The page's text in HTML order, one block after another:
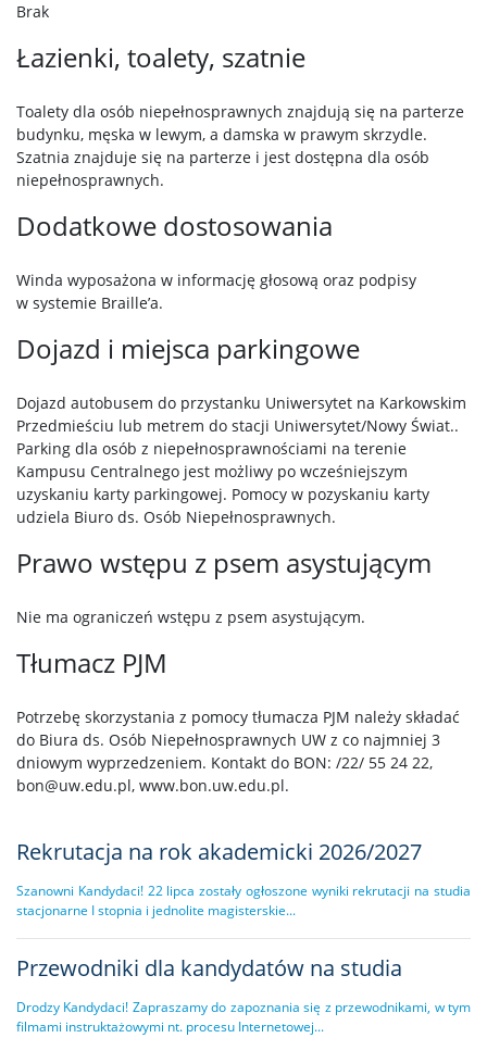
Brak
Łazienki, toalety, szatnie
Toalety dla osób niepełnosprawnych znajdują się na parterze
budynku, męska w lewym, a damska w prawym skrzydle.
Szatnia znajduje się na parterze i jest dostępna dla osób
niepełnosprawnych.
Dodatkowe dostosowania
Winda wyposażona w informację głosową oraz podpisy
w systemie Braille’a.
Dojazd i miejsca parkingowe
Dojazd autobusem do przystanku Uniwersytet na Karkowskim
Przedmieściu lub metrem do stacji Uniwersytet/Nowy Świat..
Parking dla osób z niepełnosprawnościami na terenie
Kampusu Centralnego jest możliwy po wcześniejszym
uzyskaniu karty parkingowej. Pomocy w pozyskaniu karty
udziela Biuro ds. Osób Niepełnosprawnych.
Prawo wstępu z psem asystującym
Nie ma ograniczeń wstępu z psem asystującym.
Tłumacz PJM
Potrzebę skorzystania z pomocy tłumacza PJM należy składać
do Biura ds. Osób Niepełnosprawnych UW z co najmniej 3
dniowym wyprzedzeniem. Kontakt do BON: /22/ 55 24 22,
bon@uw.edu.pl, www.bon.uw.edu.pl.
Rekrutacja na rok akademicki 2026/2027
Szanowni Kandydaci! 22 lipca zostały ogłoszone wyniki rekrutacji na studia
stacjonarne I stopnia i jednolite magisterskie...
Przewodniki dla kandydatów na studia
Drodzy Kandydaci! Zapraszamy do zapoznania się z przewodnikami, w tym
filmami instruktażowymi nt. procesu Internetowej...